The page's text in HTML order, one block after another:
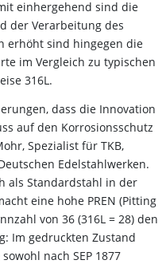
einhergehend sind die
der Verarbeitung des
erhöht sind hingegen die
im Vergleich zu typischen
316L.
dass die Innovation
auf den Korrosionsschutz
Spezialist für TKB,
Edelstahlwerken.
als Standardstahl in der
eine hohe PREN (Pitting
von 36 (316L = 28) den
Im gedruckten Zustand
nach SEP 1877